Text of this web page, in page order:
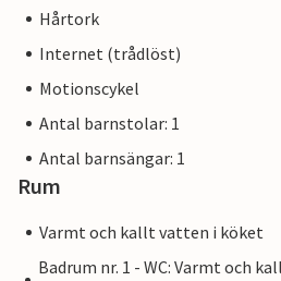
Hårtork
Internet (trådlöst)
Motionscykel
Antal barnstolar: 1
Antal barnsängar: 1
Rum
Varmt och kallt vatten i köket
Badrum nr. 1 - WC: Varmt och